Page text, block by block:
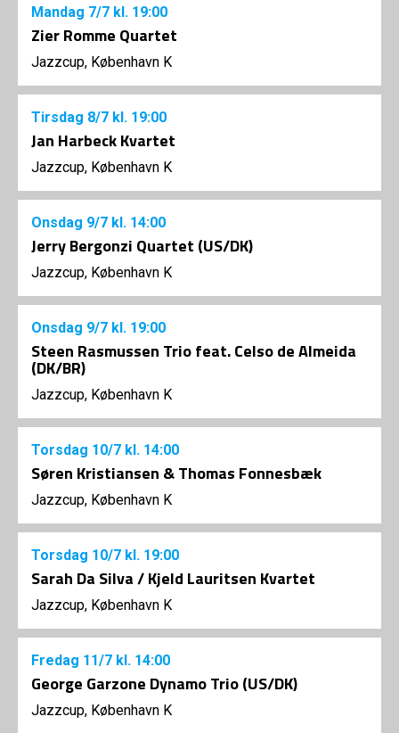
Mandag 7/7 kl. 19:00
Zier Romme Quartet
Jazzcup, København K
Tirsdag 8/7 kl. 19:00
Jan Harbeck Kvartet
Jazzcup, København K
Onsdag 9/7 kl. 14:00
Jerry Bergonzi Quartet (US/DK)
Jazzcup, København K
Onsdag 9/7 kl. 19:00
Steen Rasmussen Trio feat. Celso de Almeida
(DK/BR)
Jazzcup, København K
Torsdag 10/7 kl. 14:00
Søren Kristiansen & Thomas Fonnesbæk
Jazzcup, København K
Torsdag 10/7 kl. 19:00
Sarah Da Silva / Kjeld Lauritsen Kvartet
Jazzcup, København K
Fredag 11/7 kl. 14:00
George Garzone Dynamo Trio (US/DK)
Jazzcup, København K